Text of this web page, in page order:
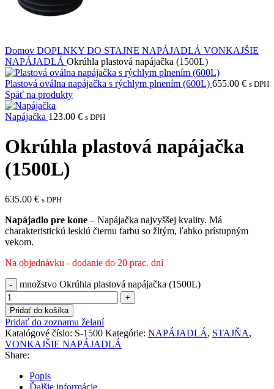
Domov DOPLNKY DO STAJNE NAPÁJADLÁ VONKAJŠIE
NAPÁJADLÁ Okrúhla plastová napájačka (1500L)
Plastová oválna napájačka s rýchlym plnením (600L) 655.00 € s DPH
Späť na produkty
Napájačka 123.00 € s DPH
Okrúhla plastová napájačka
(1500L)
635.00 € s DPH
Napájadlo pre kone – Napájačka najvyššej kvality. Má
charakteristickú lesklú čiernu farbu so žltým, ľahko prístupným
vekom.
Na objednávku - dodanie do 20 prac. dní
množstvo Okrúhla plastová napájačka (1500L)
Pridať do košíka
Pridať do zoznamu želaní
Katalógové číslo: S-1500 Kategórie: NAPÁJADLÁ, STAJŇA,
VONKAJŠIE NAPÁJADLÁ
Share:
Popis
Ďalšie informácie